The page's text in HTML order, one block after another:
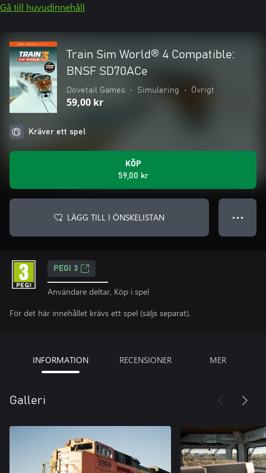
Gå till huvudinnehåll
Train Sim World® 4 Compatible:
BNSF SD70ACe
Dovetail Games • Simulering • Övrigt
59,00 kr
Kräver ett spel
KÖP
59,00 kr
LÄGG TILL I ÖNSKELISTAN ● ● ●
PEGI 3
Användare deltar, Köp i spel
För det här innehållet krävs ett spel (säljs separat).
INFORMATION RECENSIONER MER
Galleri